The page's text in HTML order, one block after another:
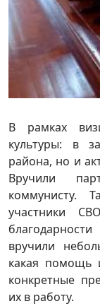
В рамках
культуры: в
района, но и
Вручили
коммунисту.
участники
вручили
какая помощь
конкретные
их в работу.